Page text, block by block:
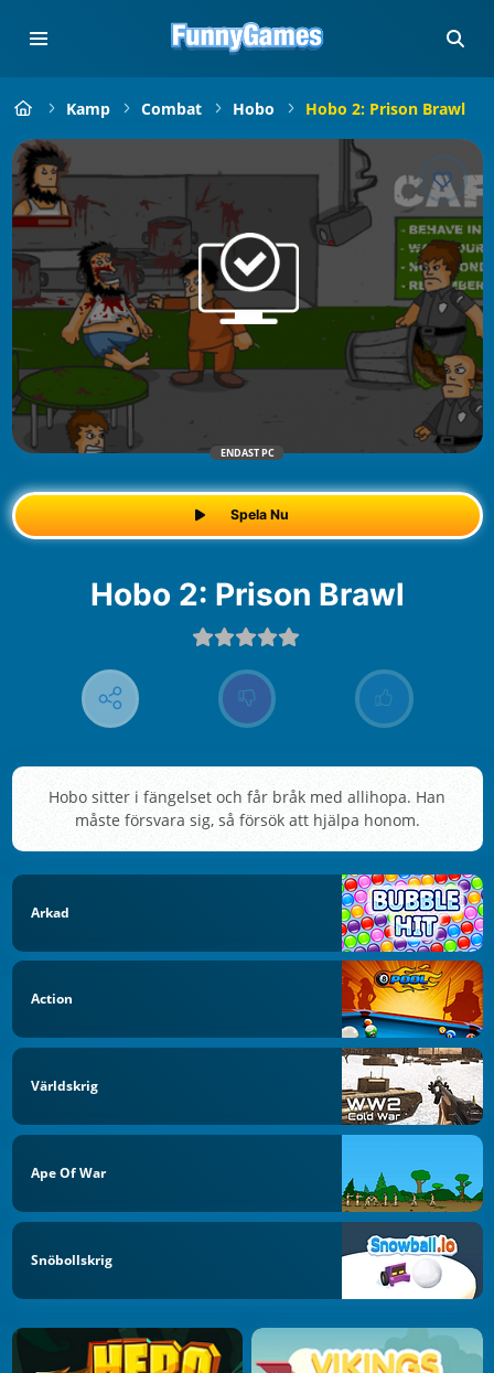
Kamp Combat Hobo Hobo 2: Prison Brawl
ENDAST PC
Spela Nu
Hobo 2: Prison Brawl
Hobo sitter i fängelset och får bråk med allihopa. Han
måste försvara sig, så försök att hjälpa honom.
Arkad
Action
Världskrig
Ape Of War
Snöbollskrig